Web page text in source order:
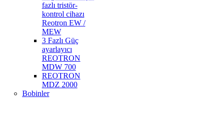
fazlı tristör-
kontrol cihazı
Reotron EW /
MEW
3 Fazlı Güç
ayarlayıcı
REOTRON
MDW 700
REOTRON
MDZ 2000
Bobinler